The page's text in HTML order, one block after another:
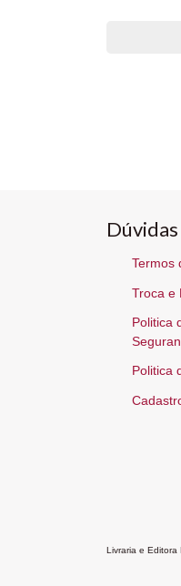
Termos
Troca e
Politica
Politica
Livraria e Editora